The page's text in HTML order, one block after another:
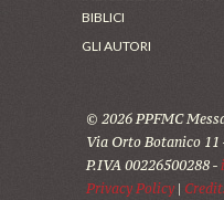
BIBLICI
GLI AUTORI
© 2026 PPFMC
Via Orto Botanico 11
P.IVA 00226500288 -
Privacy Policy|